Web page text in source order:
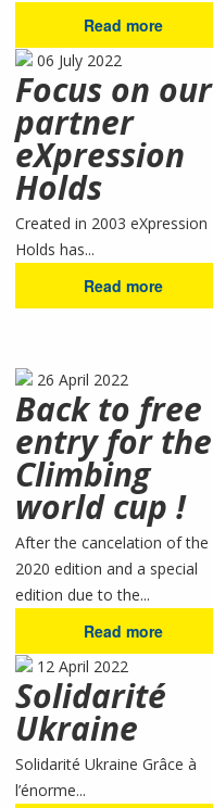
Read more
06 July 2022
Focus on our
partner
eXpression
Holds
Created in 2003 eXpression
Holds has...
Read more
26 April 2022
Back to free
entry for the
Climbing
world cup !
After the cancelation of the
2020 edition and a special
edition due to the...
Read more
12 April 2022
Solidarité
Ukraine
Solidarité Ukraine Grâce à
l’énorme...